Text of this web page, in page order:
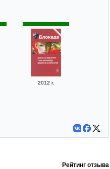
2012 г.
Рейтинг отзыва